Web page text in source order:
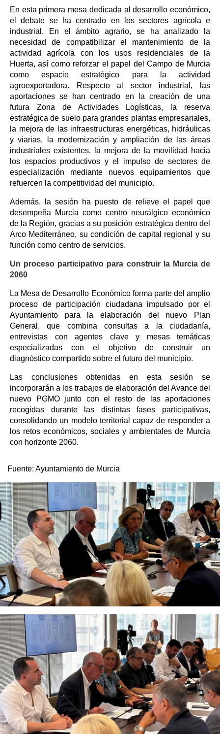
En esta primera mesa dedicada al desarrollo económico,
el debate se ha centrado en los sectores agrícola e
industrial. En el ámbito agrario, se ha analizado la
necesidad de compatibilizar el mantenimiento de la
actividad agrícola con los usos residenciales de la
Huerta, así como reforzar el papel del Campo de Murcia
como espacio estratégico para la actividad
agroexportadora. Respecto al sector industrial, las
aportaciones se han centrado en la creación de una
futura Zona de Actividades Logísticas, la reserva
estratégica de suelo para grandes plantas empresariales,
la mejora de las infraestructuras energéticas, hidráulicas
y viarias, la modernización y ampliación de las áreas
industriales existentes, la mejora de la movilidad hacia
los espacios productivos y el impulso de sectores de
especialización mediante nuevos equipamientos que
refuercen la competitividad del municipio.
Además, la sesión ha puesto de relieve el papel que
desempeña Murcia como centro neurálgico económico
de la Región, gracias a su posición estratégica dentro del
Arco Mediterráneo, su condición de capital regional y su
función como centro de servicios.
Un proceso participativo para construir la Murcia de
2060
La Mesa de Desarrollo Económico forma parte del amplio
proceso de participación ciudadana impulsado por el
Ayuntamiento para la elaboración del nuevo Plan
General, que combina consultas a la ciudadanía,
entrevistas con agentes clave y mesas temáticas
especializadas con el objetivo de construir un
diagnóstico compartido sobre el futuro del municipio.
Las conclusiones obtenidas en esta sesión se
incorporarán a los trabajos de elaboración del Avance del
nuevo PGMO junto con el resto de las aportaciones
recogidas durante las distintas fases participativas,
consolidando un modelo territorial capaz de responder a
los retos económicos, sociales y ambientales de Murcia
con horizonte 2060.
Fuente: Ayuntamiento de Murcia